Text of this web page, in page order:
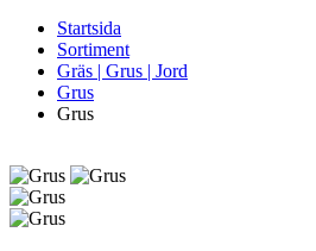
Startsida
Sortiment
Gräs | Grus | Jord
Grus
Grus